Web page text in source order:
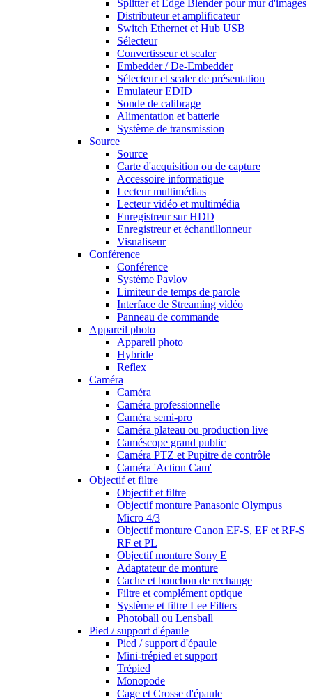
Splitter et Edge Blender pour mur d'images
Distributeur et amplificateur
Switch Ethernet et Hub USB
Sélecteur
Convertisseur et scaler
Embedder / De-Embedder
Sélecteur et scaler de présentation
Emulateur EDID
Sonde de calibrage
Alimentation et batterie
Système de transmission
Source
Source
Carte d'acquisition ou de capture
Accessoire informatique
Lecteur multimédias
Lecteur vidéo et multimédia
Enregistreur sur HDD
Enregistreur et échantillonneur
Visualiseur
Conférence
Conférence
Système Pavlov
Limiteur de temps de parole
Interface de Streaming vidéo
Panneau de commande
Appareil photo
Appareil photo
Hybride
Reflex
Caméra
Caméra
Caméra professionnelle
Caméra semi-pro
Caméra plateau ou production live
Caméscope grand public
Caméra PTZ et Pupitre de contrôle
Caméra 'Action Cam'
Objectif et filtre
Objectif et filtre
Objectif monture Panasonic Olympus
Micro 4/3
Objectif monture Canon EF-S, EF et RF-S
RF et PL
Objectif monture Sony E
Adaptateur de monture
Cache et bouchon de rechange
Filtre et complément optique
Système et filtre Lee Filters
Photoball ou Lensball
Pied / support d'épaule
Pied / support d'épaule
Mini-trépied et support
Trépied
Monopode
Cage et Crosse d'épaule